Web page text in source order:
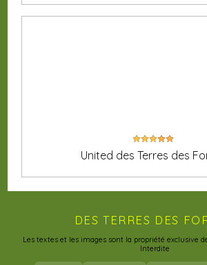
United des Terres des
DES TERRES DES
Les textes et les images sont la propriété exclusive
Interdite